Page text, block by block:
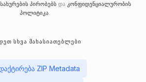
პირობებსდა კონფიდენციალურობის
პოლიტიკა.
ᲡᲮᲕᲐ ᲛᲐᲮᲐᲡᲘᲐᲗᲔᲑᲚᲔᲑᲘ
ZIP Metadata